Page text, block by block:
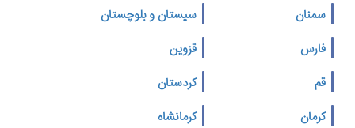
سمنان
سیستان و بلوچستان
فارس
قزوین
قم
کردستان
کرمان
کرمانشاه